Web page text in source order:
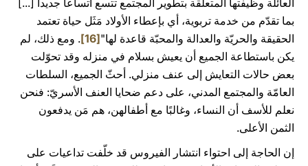
العائلة وظيفتها المتعلقة بتطوير المجتمع تتسع اتساعاً جديداً [...]
بما تقدّم من خدمة تربوية، أي بإعطاء الأولاد مَثَل حياة تعتمد
الحقيقة والحريّة والعدالة والمحبّة قاعدة لها"[16]
. ومع ذلك، لم
يكن باستطاعة الجميع أن يعيش بسلام في منزله وقد تحوّلت
بعض حالات التعايش إلى عنف منزلي. أحثّ الجميع، السلطات
العامّة والمجتمع المدني، على دعم ضحايا العنف الأسريّ: فنحن
نعلم للأسف أن النساء، وغالبًا مع أطفالهن، هم مَن يدفعون
الثمن الأعلى.
إن الحاجة إلى احتواء انتشار الفيروس قد خلّفت تداعيات على